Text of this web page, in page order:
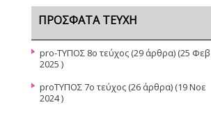
ΠΡΌΣΦΑΤΑ ΤΕΎΧΗ
pro-ΤΥΠΟΣ 8ο τεύχος (29 άρθρα) (25 Φεβ
2025 )
proΤΥΠΟΣ 7ο τεύχος (26 άρθρα) (19 Νοε
2024 )